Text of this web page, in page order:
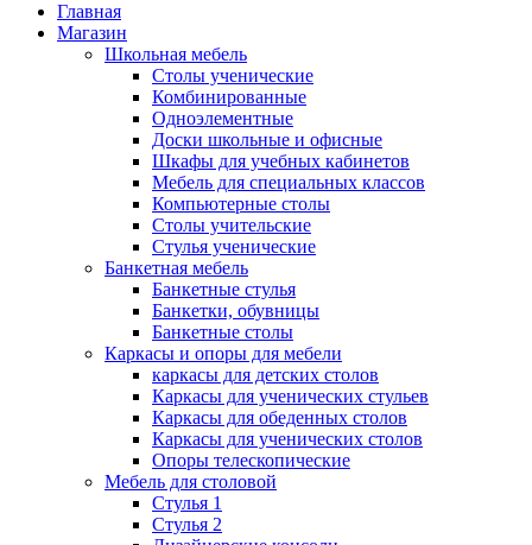
Главная
Магазин
Школьная мебель
Столы ученические
Комбинированные
Одноэлементные
Доски школьные и офисные
Шкафы для учебных кабинетов
Мебель для специальных классов
Компьютерные столы
Столы учительские
Стулья ученические
Банкетная мебель
Банкетные стулья
Банкетки, обувницы
Банкетные столы
Каркасы и опоры для мебели
каркасы для детских столов
Каркасы для ученических стульев
Каркасы для обеденных столов
Каркасы для ученических столов
Опоры телескопические
Мебель для столовой
Стулья 1
Стулья 2